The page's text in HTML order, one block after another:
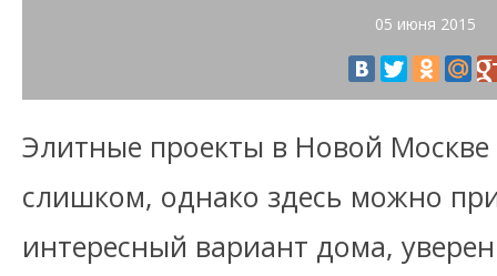
05 июня 2015
Элитные проекты в Новой Москве
слишком, однако здесь можно
интересный вариант дома,